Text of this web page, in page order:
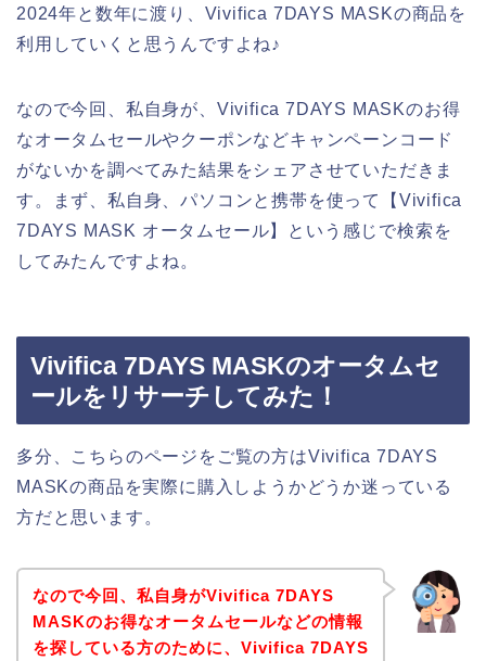
2024年と数年に渡り、Vivifica 7DAYS MASKの商品を
利用していくと思うんですよね♪
なので今回、私自身が、Vivifica 7DAYS MASKのお得
なオータムセールやクーポンなどキャンペーンコード
がないかを調べてみた結果をシェアさせていただきま
す。まず、私自身、パソコンと携帯を使って【Vivifica
7DAYS MASK オータムセール】という感じで検索を
してみたんですよね。
Vivifica 7DAYS MASKのオータムセ
ールをリサーチしてみた！
多分、こちらのページをご覧の方はVivifica 7DAYS
MASKの商品を実際に購入しようかどうか迷っている
方だと思います。
なので今回、私自身がVivifica 7DAYS
MASKのお得なオータムセールなどの情報
を探している方のために、Vivifica 7DAYS